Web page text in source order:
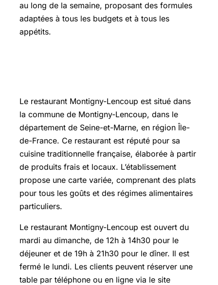
au long de la semaine, proposant des formules
adaptées à tous les budgets et à tous les
appétits.
Le restaurant Montigny-Lencoup est situé dans
la commune de Montigny-Lencoup, dans le
département de Seine-et-Marne, en région Île-
de-France. Ce restaurant est réputé pour sa
cuisine traditionnelle française, élaborée à partir
de produits frais et locaux. L’établissement
propose une carte variée, comprenant des plats
pour tous les goûts et des régimes alimentaires
particuliers.
Le restaurant Montigny-Lencoup est ouvert du
mardi au dimanche, de 12h à 14h30 pour le
déjeuner et de 19h à 21h30 pour le dîner. Il est
fermé le lundi. Les clients peuvent réserver une
table par téléphone ou en ligne via le site